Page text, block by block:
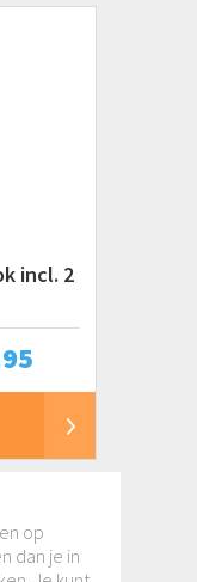
incl. 2
op
dan je in